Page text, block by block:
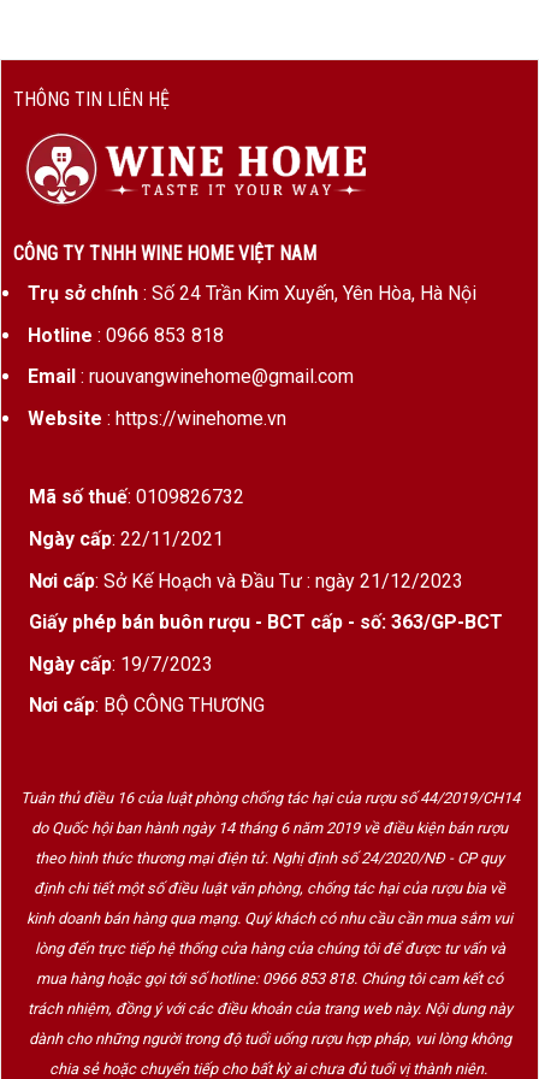
Phân
hạng
Premier Cru
Phong
Tròn vị – béo ngậy – hương hoa –
Ủ rượu
12–16 tháng trong thùng gỗ sồi
năng lưu
Hương Vị & Cấu Trúc Maison Roche de Bellene
Meursault Premier Cru Charmes
Màu sắc: Vàng ánh rơm sáng rực rỡ
Hương thơm: Bùng nổ tầng hương của
trắng, lê chín, quả mơ, hạt hạnh nhân rang
lẫn acid cân đối và hậu vị đầysắc sảo nhưng
dễ chịu
Tổng thể: Les Charmes – đúng như tên gọi –
là một chai vang mang tínhduyên dáng, nữ
tính, gợi cảm nhưng vẫn mang chiều sâu đặc
trưng của Burgundy
Giới Thiệu Nhà Sản Xuất: Maison Roche de Bellene
THÔNG TIN LIÊN HỆ
CÔNG TY TNHH WINE HOME VIỆT NAM
Trụ sở chính: Số 24 Trần Kim Xuyến, Yên Hòa, Hà Nội
Hotline : 0966 853 818
Email : ruouvangwinehome@gmail.com
Website : https://winehome.vn
Mã số thuế: 0109826732
Ngày cấp: 22/11/2021
Nơi cấp: Sở Kế Hoạch và Đầu Tư : ngày 21/12/2023
Giấy phép bán buôn rượu - BCT cấp - số: 363/GP-BCT
Ngày cấp: 19/7/2023
Nơi cấp: BỘ CÔNG THƯƠNG
Tuân thủ điều 16 của luật phòng chống tác hại của rượu số 44/2019/CH14
do Quốc hội ban hành ngày 14 tháng 6 năm 2019 về điều kiện bán rượu
theo hình thức thương mại điện tử. Nghị định số 24/2020/NĐ - CP quy
định chi tiết một số điều luật văn phòng, chống tác hại của rượu bia về
kinh doanh bán hàng qua mạng. Quý khách có nhu cầu cần mua sắm vui
lòng đến trực tiếp hệ thống cửa hàng của chúng tôi để được tư vấn và
mua hàng hoặc gọi tới số hotline: 0966 853 818. Chúng tôi cam kết có
trách nhiệm, đồng ý với các điều khoản của trang web này. Nội dung này
dành cho những người trong độ tuổi uống rượu hợp pháp, vui lòng không
chia sẻ hoặc chuyển tiếp cho bất kỳ ai chưa đủ tuổi vị thành niên.